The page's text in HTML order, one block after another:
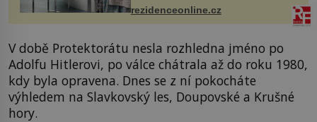
proutku...
rezidenceonline.cz
V době Protektorátu nesla rozhledna jméno po
Adolfu Hitlerovi, po válce chátrala až do roku 1980,
kdy byla opravena. Dnes se z ní pokocháte
výhledem na Slavkovský les, Doupovské a Krušné
hory.